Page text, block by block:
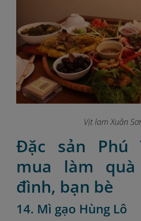
Vịt lam Xuân
Đặc sản Phú
mua làm
đình, bạn bè
14. Mì gạo Hùng Lô